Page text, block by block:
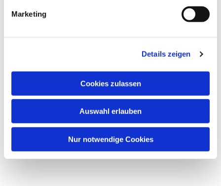
Marketing
Details zeigen
Cookies zulassen
Auswahl erlauben
Nur notwendige Cookies
Gemeindehaus Cyriakus, Auf der Insel